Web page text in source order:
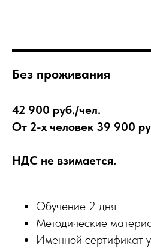
Без проживания
42 900 руб./чел.
От 2-х человек 39 900
НДС не взимается.
Обучение 2 дня
Методические
Именной сертификат